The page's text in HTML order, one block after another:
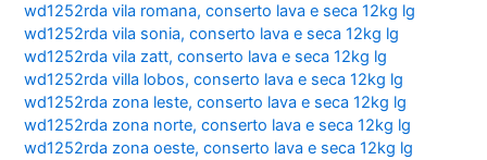
wd1252rda vila romana,conserto lava e seca 12kg lg
wd1252rda vila sonia,conserto lava e seca 12kg lg
wd1252rda vila zatt,conserto lava e seca 12kg lg
wd1252rda villa lobos,conserto lava e seca 12kg lg
wd1252rda zona leste,conserto lava e seca 12kg lg
wd1252rda zona norte,conserto lava e seca 12kg lg
wd1252rda zona oeste,conserto lava e seca 12kg lg